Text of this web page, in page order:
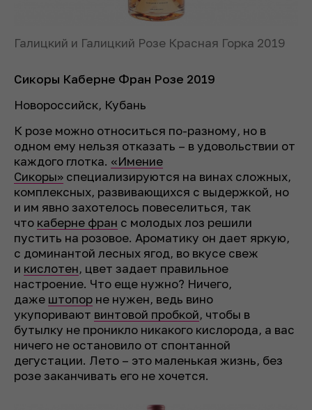
Галицкий и Галицкий Розе Красная Горка 2019
Сикоры Каберне Фран Розе 2019
Новороссийск, Кубань
К розе можно относиться по-разному, но в
одном ему нельзя отказать – в удовольствии от
каждого глотка. «Имение
Сикоры» специализируются на винах сложных,
комплексных, развивающихся с выдержкой, но
и им явно захотелось повеселиться, так
что каберне фран с молодых лоз решили
пустить на розовое. Ароматику он дает яркую,
с доминантой лесных ягод, во вкусе свеж
и кислотен, цвет задает правильное
настроение. Что еще нужно? Ничего,
даже штопор не нужен, ведь вино
укупоривают винтовой пробкой, чтобы в
бутылку не проникло никакого кислорода, а вас
ничего не остановило от спонтанной
дегустации. Лето – это маленькая жизнь, без
розе заканчивать его не хочется.